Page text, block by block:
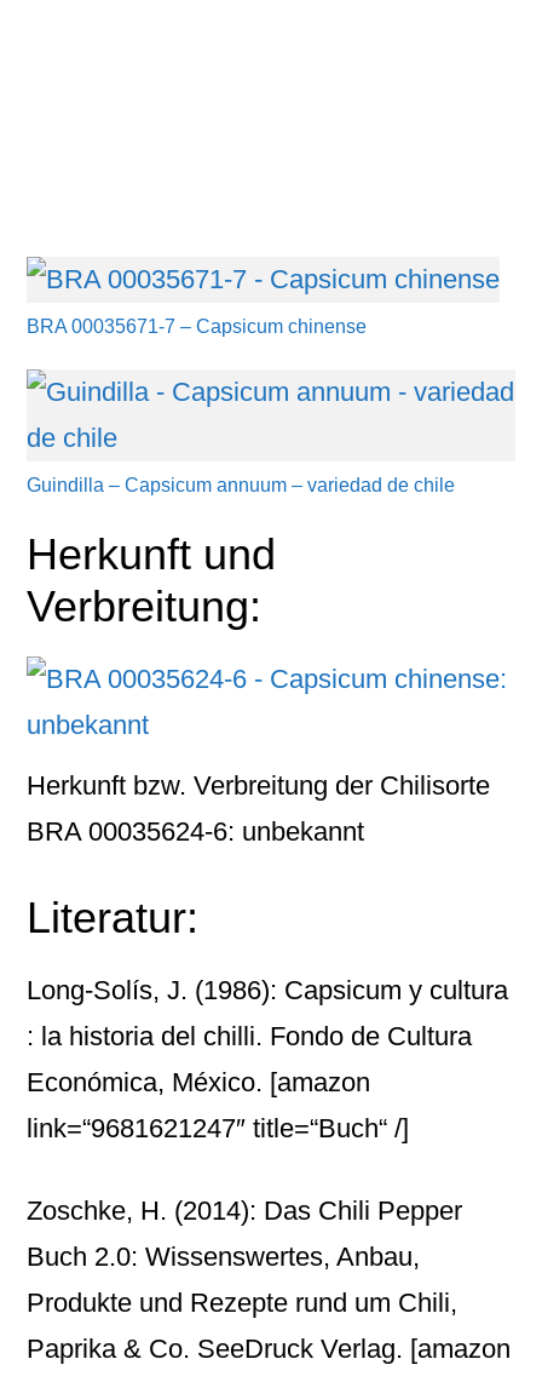
BRA 00035671-7 – Capsicum chinense
Guindilla – Capsicum annuum – variedad de chile
Herkunft und
Verbreitung:
Herkunft bzw. Verbreitung der Chilisorte
BRA 00035624-6: unbekannt
Literatur:
Long-Solís, J. (1986): Capsicum y cultura
: la historia del chilli. Fondo de Cultura
Económica, México. [amazon
link=“9681621247″ title=“Buch“ /]
Zoschke, H. (2014): Das Chili Pepper
Buch 2.0: Wissenswertes, Anbau,
Produkte und Rezepte rund um Chili,
Paprika & Co. SeeDruck Verlag. [amazon